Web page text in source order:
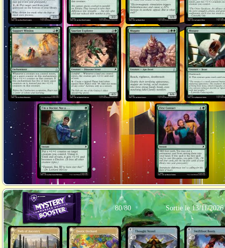
80/80 Sortie le 13/11/2026